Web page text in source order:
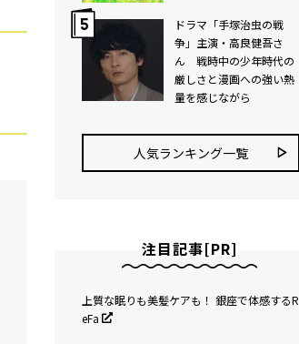
ドラマ「手塚治虫の戦
争」主演・高良健吾さ
ん 戦時中の少年時代の
厳しさと漫画への強い熱
量を感じながら
人気ランキング⼀覧
注目記事[PR]
上質な眠りも美髪ケアも！ 銀座で体感するR
eFa